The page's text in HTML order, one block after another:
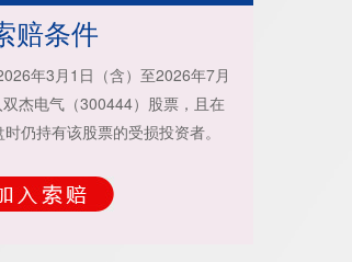
赔条件
年3月1日（含）至2026年7月
杰电气（300444）股票，且在
仍持有该股票的受损投资者。